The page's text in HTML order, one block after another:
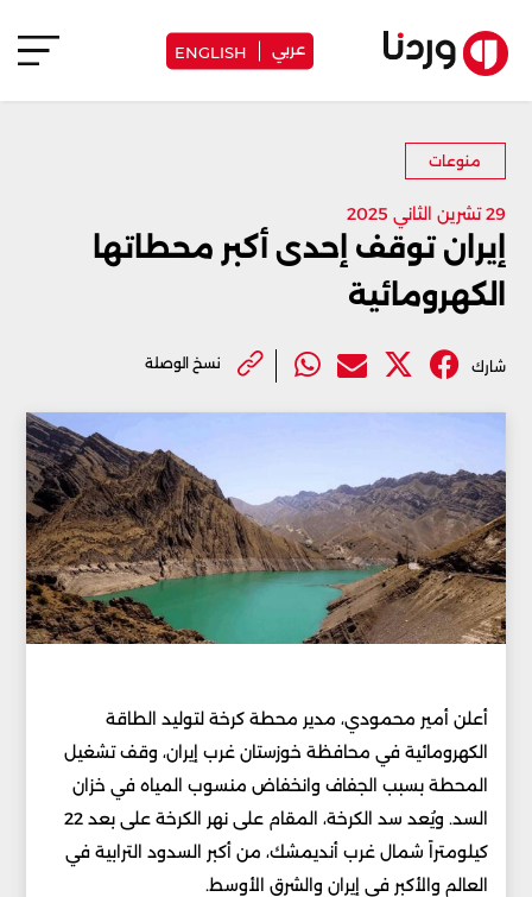
عربي ENGLISH
منوعات
29 تشرين الثاني 2025
إيران توقف إحدى أكبر محطاتها
الكهرومائية
شارك نسخ الوصلة
أعلن أمير محمودي، مدير محطة كرخة لتوليد الطاقة
الكهرومائية في محافظة خوزستان غرب إيران، وقف تشغيل
المحطة بسبب الجفاف وانخفاض منسوب المياه في خزان
السد. ويُعد سد الكرخة، المقام على نهر الكرخة على بعد 22
كيلومتراً شمال غرب أنديمشك، من أكبر السدود الترابية في
العالم والأكبر في إيران والشرق الأوسط.